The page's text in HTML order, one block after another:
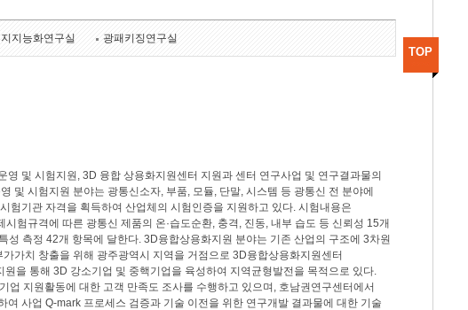
지능화연구실 광패키징연구실
및 시험지원, 3D 융합 상용화지원센터 지원과 센터 연구사업 및 연구결과물의
및 시험지원 분야는 광통신소자, 부품, 모듈, 단말, 시스템 등 광통신 전 분야에
험기관 자격을 획득하여 산업체의 시험인증을 지원하고 있다. 시험내용은
험규격에 따른 광통신 제품의 온·습도순환, 충격, 진동, 내부 습도 등 신뢰성 15개
성 측정 42개 항목에 달한다. 3D융합상용화지원 분야는 기존 산업의 구조에 3차원
가치 창출을 위해 광주광역시 지역을 거점으로 3D융합상용화지원센터
을 통해 3D 강소기업 및 중핵기업을 육성하여 지역균형발전을 목적으로 있다.
업 지원활동에 대한 고객 만족도 조사를 수행하고 있으며, 호남권연구센터에서
여 사업 Q-mark 프로세스 검증과 기술 이전을 위한 연구개발 결과물에 대한 기술
TOP